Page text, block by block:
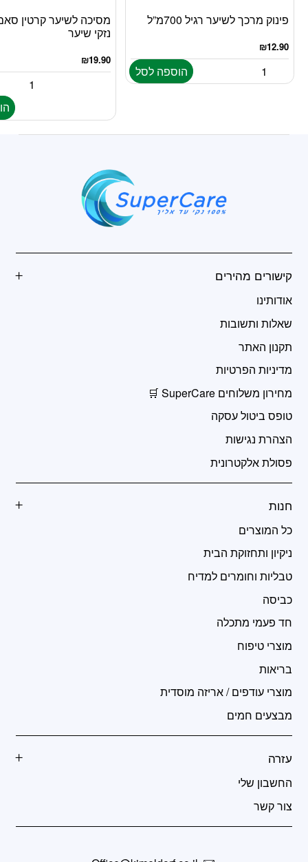
פינוק מרכך לשיער רגיל 700מ”ל
₪12.90
הוספה לסל
מסיכה לשיער קרטין
נזקי שיער
₪19.90
קישורים מהירים
אודותינו
שאלות ותשובות
תקנון האתר
מדיניות הפרטיות
מחירון משלוחים SuperCare 🛒
טופס ביטול עסקה
הצהרת נגישות
פסולת אלקטרונית
חנות
כל המוצרים
ניקיון ותחזוקת הבית
טבליות וחומרים למדיח
כביסה
חד פעמי מתכלה
מוצרי טיפוח
בריאות
מוצרי עודפים / אריזה מוסדית
מבצעים חמים
עזרה
החשבון שלי
צור קשר